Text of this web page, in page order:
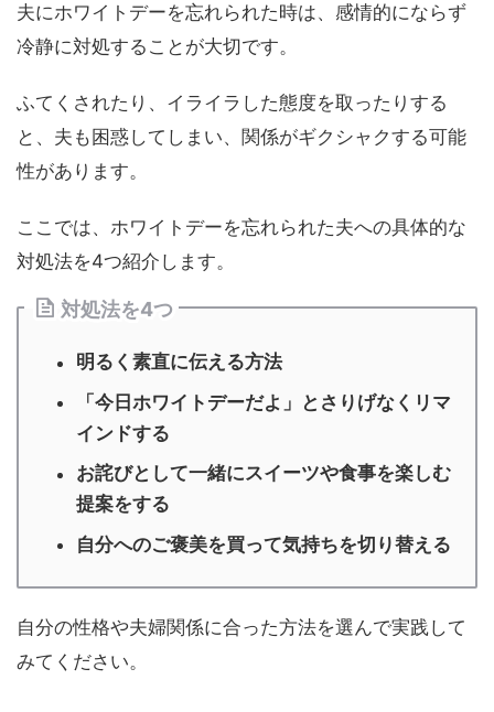
夫にホワイトデーを忘れられた時は、感情的にならず
冷静に対処することが大切です。
ふてくされたり、イライラした態度を取ったりする
と、夫も困惑してしまい、関係がギクシャクする可能
性があります。
ここでは、ホワイトデーを忘れられた夫への具体的な
対処法を4つ紹介します。
対処法を4つ
明るく素直に伝える方法
「今日ホワイトデーだよ」とさりげなくリマ
インドする
お詫びとして一緒にスイーツや食事を楽しむ
提案をする
自分へのご褒美を買って気持ちを切り替える
自分の性格や夫婦関係に合った方法を選んで実践して
みてください。